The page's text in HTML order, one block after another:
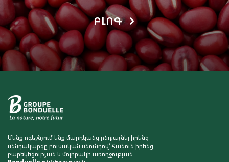
ԲԼՈԳ
Մենք ոգեշնչում ենք մարդկանց ընդլայնել իրենց
սննդակարգը բուսական սնունդով՝ հանուն իրենց
բարեկեցության և մոլորակի առողջության